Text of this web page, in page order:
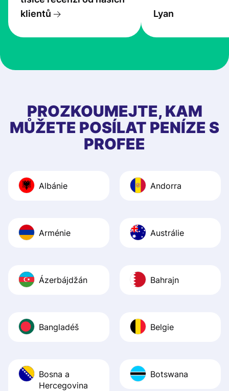
klientů
the exchange
at Profee is very
first started
app, and they
quick to provide
Recommend it!
Lyan
PROZKOUMEJTE, KAM
MŮŽETE POSÍLAT PENÍZE S
PROFEE
Albánie Andorra
Arménie Austrálie
Ázerbájdžán Bahrajn
Bangladéš Belgie
Bosna a
Hercegovina
Botswana